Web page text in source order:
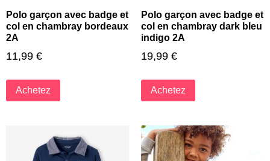
Polo garçon avec badge et
col en chambray bordeaux
2A
11,99 €
Achetez
Polo garçon avec badge et
col en chambray dark bleu
indigo 2A
19,99 €
Achetez